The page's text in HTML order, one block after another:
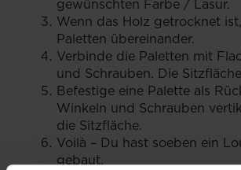
gewünschten Farbe / Lasur.
Wenn das Holz getrocknet
Paletten übereinander.
Verbinde die Paletten mit
und Schrauben. Die
Befestige eine Palette als
Winkeln und Schrauben
die Sitzfläche.
Voilà – Du hast soeben ein
gebaut.